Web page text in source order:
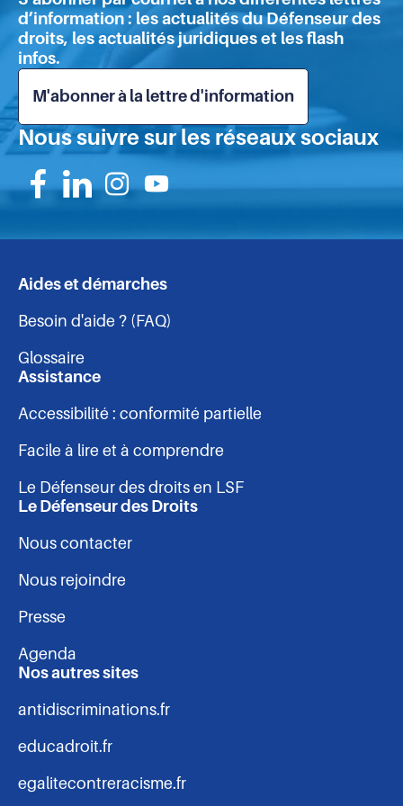
d’information : les actualités du Défenseur des
droits, les actualités juridiques et les flash
infos.
M'abonner à la lettre d'information
Nous suivre sur les réseaux sociaux
Suivez-
nous
Suivez-
nous
Suivez-
nous
Suivez-
nous
Navigation
-
pied
de
page
Aides et démarches
Besoin d'aide ? (FAQ)
Glossaire
Assistance
Accessibilité : conformité partielle
Facile à lire et à comprendre
Le Défenseur des droits en LSF
Le Défenseur des Droits
Nous contacter
Nous rejoindre
Presse
Agenda
Nos autres sites
antidiscriminations.fr
educadroit.fr
egalitecontreracisme.fr